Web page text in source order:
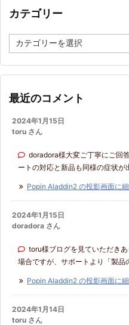
カテゴリー
テ
リ
最近のコメント
2024年1月15日
toru さん
doradora様大変ご丁寧にご回
ートの対応と新品も同様の症状が
Popin Aladdin2 の投影画面に
2024年1月15日
doradora さん
toru様ブログを見ていただき
場合ですが、サポートより「製品
Popin Aladdin2 の投影画面に
2024年1月14日
toru さん